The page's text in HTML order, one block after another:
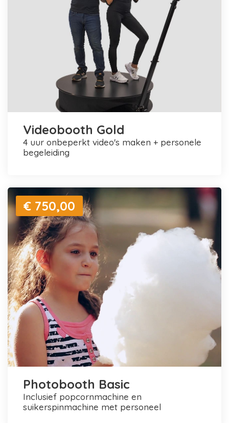
Videobooth Gold
4 uur onbeperkt video's maken + personele
begeleiding
€ 750,00
Photobooth Basic
inclusief popcornmachine en
suikerspinmachine met personeel